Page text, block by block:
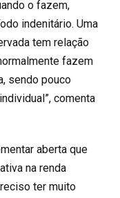
o fazem,
indenitário. Uma
tem relação
fazem
sendo pouco
comenta
aberta que
na renda
ter muito